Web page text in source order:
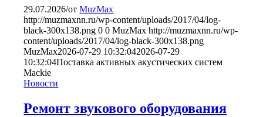
29.07.2026/отMuzMax
http://muzmaxnn.ru/wp-content/uploads/2017/04/log-
black-300x138.png 0 0 MuzMax http://muzmaxnn.ru/wp-
content/uploads/2017/04/log-black-300x138.png
MuzMax2026-07-29 10:32:042026-07-29
10:32:04Поставка активных акустических систем
Mackie
Новости
Ремонт звукового оборудования